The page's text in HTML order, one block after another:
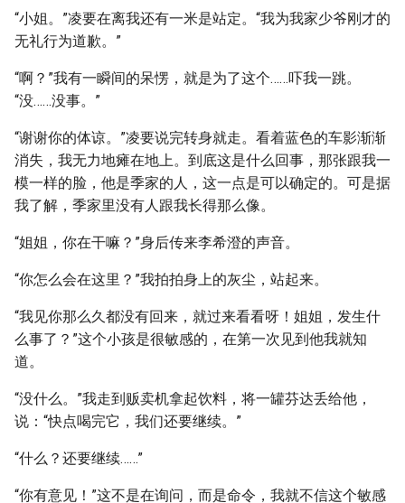
“小姐。”凌要在离我还有一米是站定。“我为我家少爷刚才的
无礼行为道歉。”
“啊？”我有一瞬间的呆愣，就是为了这个……吓我一跳。
“没……没事。”
“谢谢你的体谅。”凌要说完转身就走。看着蓝色的车影渐渐
消失，我无力地瘫在地上。到底这是什么回事，那张跟我一
模一样的脸，他是季家的人，这一点是可以确定的。可是据
我了解，季家里没有人跟我长得那么像。
“姐姐，你在干嘛？”身后传来李希澄的声音。
“你怎么会在这里？”我拍拍身上的灰尘，站起来。
“我见你那么久都没有回来，就过来看看呀！姐姐，发生什
么事了？”这个小孩是很敏感的，在第一次见到他我就知
道。
“没什么。”我走到贩卖机拿起饮料，将一罐芬达丢给他，
说：“快点喝完它，我们还要继续。”
“什么？还要继续……”
“你有意见！”这不是在询问，而是命令，我就不信这个敏感